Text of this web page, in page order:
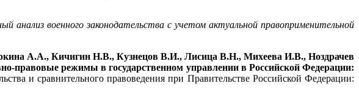
военного законодательства с учетом актуальной правоприменительной
А.А., Кичигин Н.В., Кузнецов В.И., Лисица В.Н., Михеева И.В., Ноздрачев
режимы в государственном управлении в Российской Федерации:
и сравнительного правоведения при Правительстве Российской Федерации: